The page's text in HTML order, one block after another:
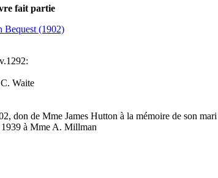
fait partie
Bequest (1902)
Waite
don de Mme James Hutton à la mémoire de son mari
à Mme A. Millman